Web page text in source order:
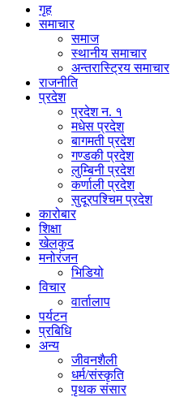
गृह
समाचार
समाज
स्थानीय समाचार
अन्तरास्ट्रिय समाचार
राजनीति
प्रदेश
प्रदेश न. १
मधेस प्रदेश
बागमती प्रदेश
गण्डकी प्रदेश
लुम्बिनी प्रदेश
कर्णाली प्रदेश
सुदूरपश्चिम प्रदेश
कारोबार
शिक्षा
खेलकुद
मनोरंजन
भिडियो
विचार
वार्तालाप
पर्यटन
प्रबिधि
अन्य
जीवनशैली
धर्म/संस्कृति
पृथक संसार